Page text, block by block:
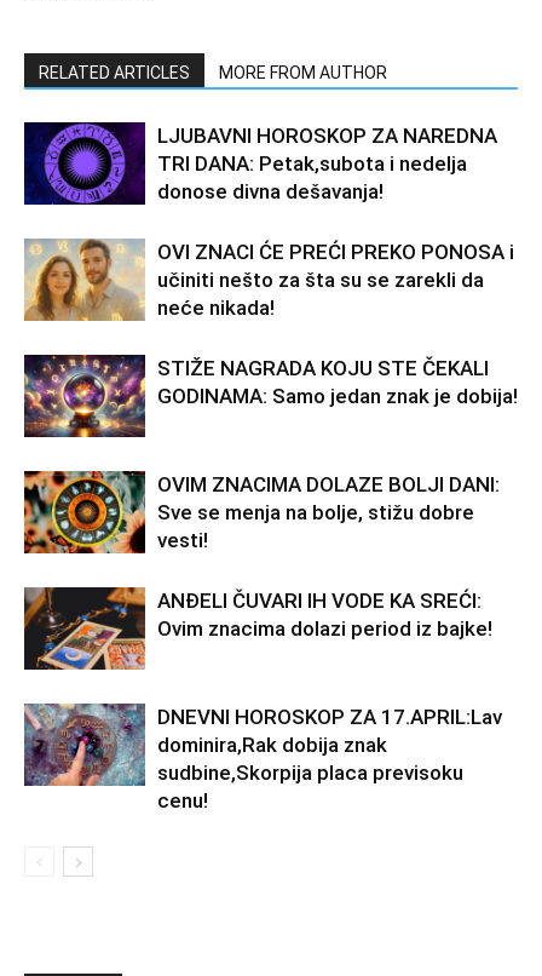
RELATED ARTICLES MORE FROM AUTHOR
LJUBAVNI HOROSKOP ZA NAREDNA
TRI DANA: Petak,subota i nedelja
donose divna dešavanja!
OVI ZNACI ĆE PREĆI PREKO PONOSA i
učiniti nešto za šta su se zarekli da
neće nikada!
STIŽE NAGRADA KOJU STE ČEKALI
GODINAMA: Samo jedan znak je dobija!
OVIM ZNACIMA DOLAZE BOLJI DANI:
Sve se menja na bolje, stižu dobre
vesti!
ANĐELI ČUVARI IH VODE KA SREĆI:
Ovim znacima dolazi period iz bajke!
DNEVNI HOROSKOP ZA 17.APRIL:Lav
dominira,Rak dobija znak
sudbine,Skorpija placa previsoku
cenu!